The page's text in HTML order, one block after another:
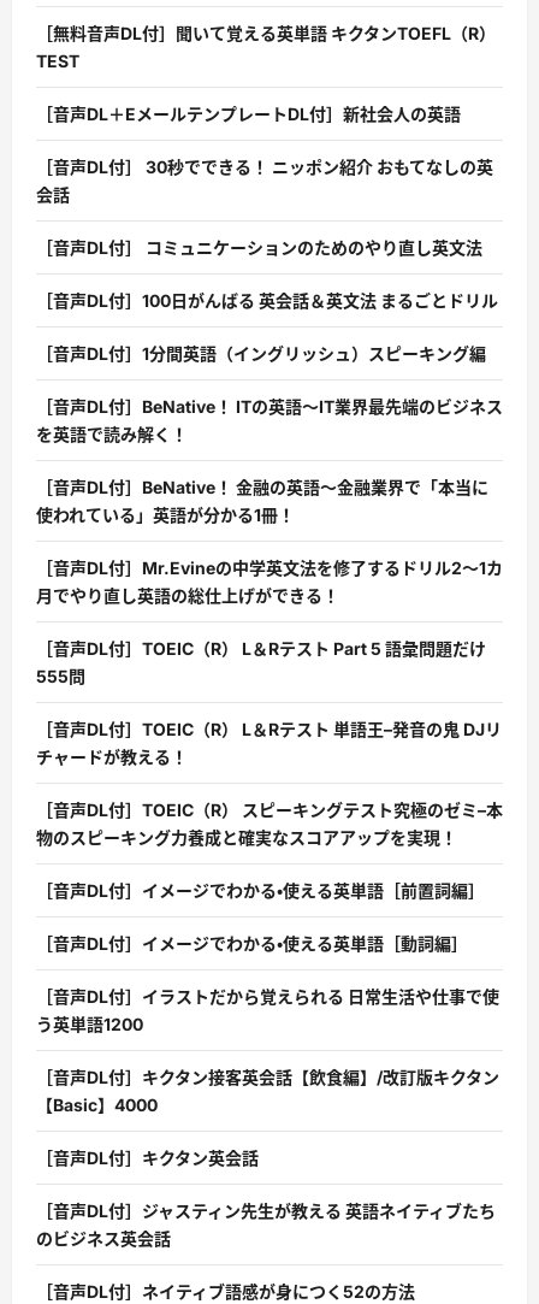
［無料音声DL付］聞いて覚える英単語 キクタンTOEFL（R）
TEST
［音声DL＋EメールテンプレートDL付］新社会人の英語
［音声DL付］ 30秒でできる！ ニッポン紹介 おもてなしの英
会話
［音声DL付］ コミュニケーションのためのやり直し英文法
［音声DL付］100日がんばる 英会話＆英文法 まるごとドリル
［音声DL付］1分間英語（イングリッシュ）スピーキング編
［音声DL付］BeNative！ ITの英語〜IT業界最先端のビジネス
を英語で読み解く！
［音声DL付］BeNative！ 金融の英語〜金融業界で「本当に
使われている」英語が分かる1冊！
［音声DL付］Mr.Evineの中学英文法を修了するドリル2〜1カ
月でやり直し英語の総仕上げができる！
［音声DL付］TOEIC（R） L＆Rテスト Part 5 語彙問題だけ
555問
［音声DL付］TOEIC（R） L＆Rテスト 単語王–発音の鬼 DJリ
チャードが教える！
［音声DL付］TOEIC（R） スピーキングテスト究極のゼミ–本
物のスピーキング力養成と確実なスコアアップを実現！
［音声DL付］イメージでわかる・使える英単語［前置詞編］
［音声DL付］イメージでわかる・使える英単語［動詞編］
［音声DL付］イラストだから覚えられる 日常生活や仕事で使
う英単語1200
［音声DL付］キクタン接客英会話【飲食編】/改訂版キクタン
【Basic】4000
［音声DL付］キクタン英会話
［音声DL付］ジャスティン先生が教える 英語ネイティブたち
のビジネス英会話
［音声DL付］ネイティブ語感が身につく52の方法